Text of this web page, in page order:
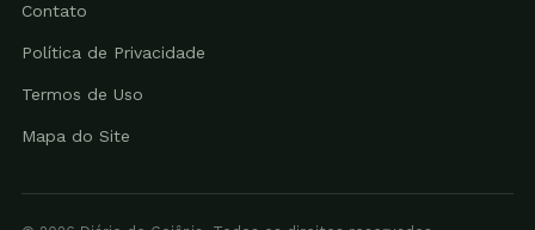
Contato
Política de Privacidade
Termos de Uso
Mapa do Site